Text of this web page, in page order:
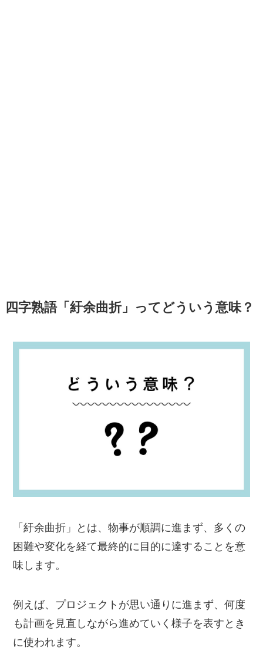
四字熟語「紆余曲折」ってどういう意味？
「紆余曲折」とは、物事が順調に進まず、多くの
困難や変化を経て最終的に目的に達することを意
味します。
例えば、プロジェクトが思い通りに進まず、何度
も計画を見直しながら進めていく様子を表すとき
に使われます。